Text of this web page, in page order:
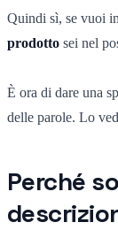
Quindi sì, se vuoi
prodotto sei nel
È ora di dare una
delle parole. Lo
Perché